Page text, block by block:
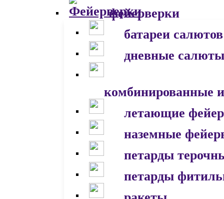
фейерверки
батареи салютов
дневные салюты
комбинированные
летающие
наземные
петарды
петарды